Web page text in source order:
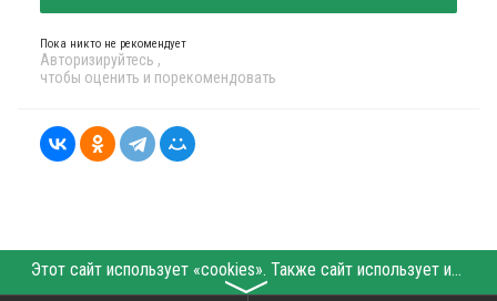
Пока никто не рекомендует
Авторизируйтесь ,
чтобы оценить и порекомендовать
Этот сайт использует «cookies». Также сайт использует интернет-сервис для сбора технических данных касательно посетителей с целью получения маркетинговой и статистической информации. Условия обработки данных посетителей сайта см.
〉